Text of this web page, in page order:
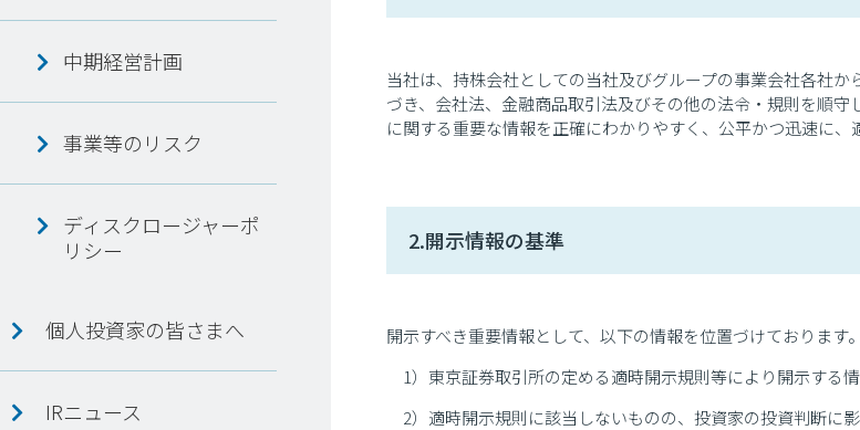
中期経営計画
事業等のリスク
ディスクロージャーポ
リシー
個人投資家の皆さまへ
IRニュース
当社は、持株会社としての当社及びグループの事業会社各社
づき、会社法、金融商品取引法及びその他の法令・規則を順
に関する重要な情報を正確にわかりやすく、公平かつ迅速に、
2.開示情報の基準
開示すべき重要情報として、以下の情報を位置づけております。
1）東京証券取引所の定める適時開示規則等により開示する
2）適時開示規則に該当しないものの、投資家の投資判断に